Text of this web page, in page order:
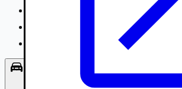
Lode/člny, lietadlá/vznášadlá
Príslušenstvo, Oblečenie